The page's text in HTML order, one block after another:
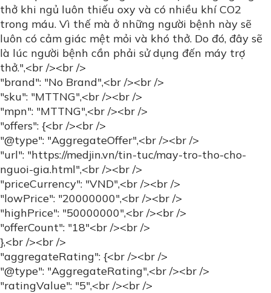
},<br /><br />
"aggregateRating": {<br /><br />
"@type": "AggregateRating",<br /><br />
"ratingValue": "5",<br /><br />
"bestRating": "5",<br /><br />
"worstRating": "4.98",<br /><br />
"ratingCount": "5"<br /><br />
},<br /><br />
"review": {<br /><br />
"@type": "Review",<br /><br />
"name": "Tuyệt vời",<br /><br />
"reviewBody": "Mua máy trợ thở tại Medjin cực kỳ
an tâm bởi có sự hỗ trợ nhiệt tình từ các bác sĩ
chuyên khoa hàng đầu",<br /><br />
"datePublished": "2021-05-04",<br /><br />
"author": {"@type": "Person", "name": "Mr.Binh"}<br
/><br />
}<br /><br />
}<br /><br />
</script>